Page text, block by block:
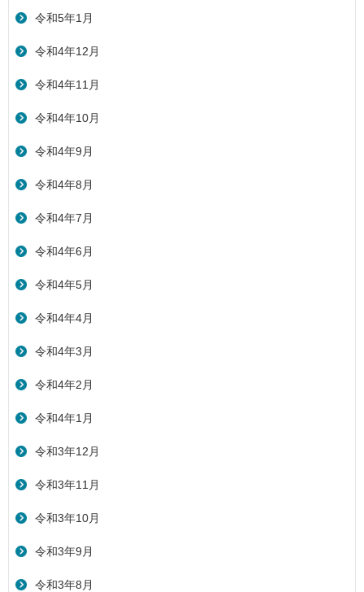
令和5年1月
令和4年12月
令和4年11月
令和4年10月
令和4年9月
令和4年8月
令和4年7月
令和4年6月
令和4年5月
令和4年4月
令和4年3月
令和4年2月
令和4年1月
令和3年12月
令和3年11月
令和3年10月
令和3年9月
令和3年8月